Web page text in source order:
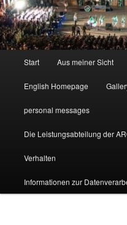
Start Aus meiner Sicht
English Homepage
personal messages
Die Leistungsabteilung der
Verhalten
Informationen zur